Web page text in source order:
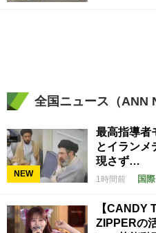
全国ニュース（ANN
NEW
最高指導者
とイラン
現さず…
1時間前 国際
【CANDY
ZIPPERの